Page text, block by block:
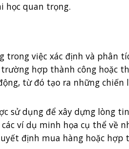
học quan trọng.
trong việc xác định và phân
hợp thành công
từ đó tạo ra những
sử dụng để xây dựng lòng
ví dụ minh họa cụ thể về
định mua hàng hoặc hợp